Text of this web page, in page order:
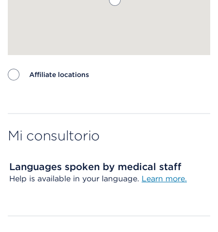
Affiliate locations
Mi consultorio
Languages spoken by medical staff
Help is available in your language. Learn more.